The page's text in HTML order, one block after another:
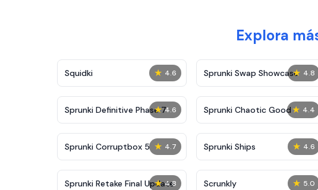
Explora
★ 4.6
Squidki ★ 4.8
Sprunki Swap Showcase
★ 4.6
Sprunki Definitive Phase 7 ★ 4.4
Sprunki Chaotic Good
★ 4.7
Sprunki Corruptbox 5 ★ 4.6
Sprunki Ships
★ 4.8
Sprunki Retake Final Update ★ 5.0
Scrunkly